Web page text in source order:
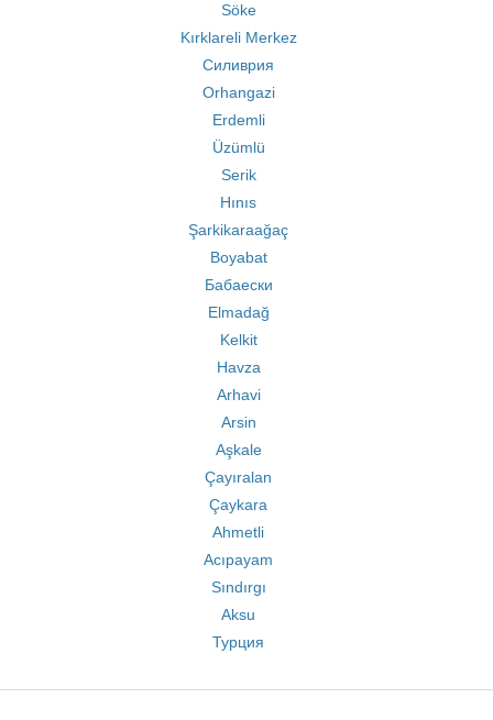
Söke
Kırklareli Merkez
Силиврия
Orhangazi
Erdemli
Üzümlü
Serik
Hınıs
Şarkikaraağaç
Boyabat
Бабаески
Elmadağ
Kelkit
Havza
Arhavi
Arsin
Aşkale
Çayıralan
Çaykara
Ahmetli
Acıpayam
Sındırgı
Aksu
Турция